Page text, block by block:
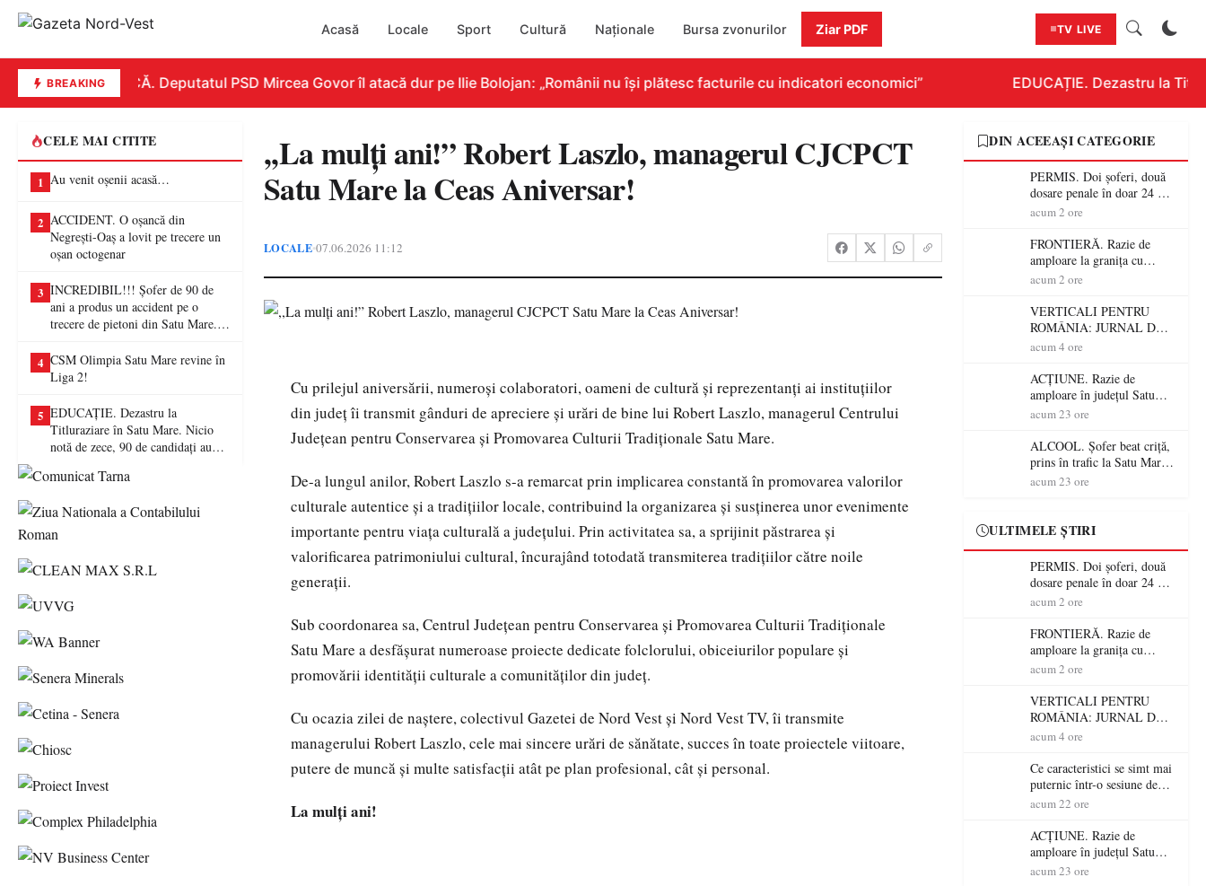
Acasă Locale Sport Cultură Naționale Bursa zvonurilor Ziar PDF TV LIVE
BREAKINGREPLICĂ. Deputatul PSD Mircea Govor îl atacă dur pe Ilie Bolojan: „Românii nu își plătesc facturile cu indicatori economici” EDUCAȚIE. Dezastru la
CELE MAI CITITE
1 Au venit oșenii acasă…
2 ACCIDENT. O oșancă din
Negrești-Oaș a lovit pe trecere un
oșan octogenar
3 INCREDIBIL!!! Șofer de 90 de
ani a produs un accident pe o
trecere de pietoni din Satu Mare. O
4 CSM Olimpia Satu Mare revine în
Liga 2!
5 EDUCAȚIE. Dezastru la
Titluraziare în Satu Mare. Nicio
notă de zece, 90 de candidați au
,,La mulți ani!” Robert Laszlo, managerul CJCPCT
Satu Mare la Ceas Aniversar!
LOCALE•07.06.2026 11:12
Cu prilejul aniversării, numeroși colaboratori, oameni de cultură și reprezentanți ai instituțiilor
din județ îi transmit gânduri de apreciere și urări de bine lui Robert Laszlo, managerul Centrului
Județean pentru Conservarea și Promovarea Culturii Tradiționale Satu Mare.
De-a lungul anilor, Robert Laszlo s-a remarcat prin implicarea constantă în promovarea valorilor
culturale autentice și a tradițiilor locale, contribuind la organizarea și susținerea unor evenimente
importante pentru viața culturală a județului. Prin activitatea sa, a sprijinit păstrarea și
valorificarea patrimoniului cultural, încurajând totodată transmiterea tradițiilor către noile
generații.
Sub coordonarea sa, Centrul Județean pentru Conservarea și Promovarea Culturii Tradiționale
Satu Mare a desfășurat numeroase proiecte dedicate folclorului, obiceiurilor populare și
promovării identității culturale a comunităților din județ.
Cu ocazia zilei de naștere, colectivul Gazetei de Nord Vest și Nord Vest TV, îi transmite
managerului Robert Laszlo, cele mai sincere urări de sănătate, succes în toate proiectele viitoare,
putere de muncă și multe satisfacții atât pe plan profesional, cât și personal.
La mulți ani!
DIN ACEEAȘI CATEGORIE
PERMIS. Doi șoferi, două
dosare penale în doar 24 de
ore la Petea! Unul avea
nu a avut niciodată permis
acum 2 ore
FRONTIERĂ. Razie de
amploare la granița cu
Ungaria! 800 de persoane și
verificate
acum 2 ore
VERTICALI PENTRU
ROMÂNIA: JURNAL DE
CĂLĂTORIE FIJET
acum 4 ore
ACȚIUNE. Razie de
amploare în județul Satu
Mare! Polițiștii au dat sute
șoferi fără permis într-o
singură zi
acum 23 ore
ALCOOL. Șofer beat criță,
prins în trafic la Satu Mare!
Alcoolemie uriașă
acum 23 ore
ULTIMELE ȘTIRI
PERMIS. Doi șoferi, două
dosare penale în doar 24 de
ore la Petea! Unul avea
nu a avut niciodată permis
acum 2 ore
FRONTIERĂ. Razie de
amploare la granița cu
Ungaria! 800 de persoane și
verificate
acum 2 ore
VERTICALI PENTRU
ROMÂNIA: JURNAL DE
CĂLĂTORIE FIJET
acum 4 ore
Ce caracteristici se simt mai
puternic într-o sesiune de
distracție la sloturi online:
RTP?
acum 22 ore
ACȚIUNE. Razie de
amploare în județul Satu
Mare! Polițiștii au dat sute
acum 23 ore